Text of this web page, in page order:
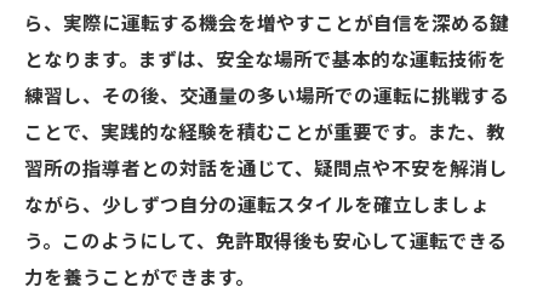
ら、実際に運転する機会を増やすことが自信を深める鍵
となります。まずは、安全な場所で基本的な運転技術を
練習し、その後、交通量の多い場所での運転に挑戦する
ことで、実践的な経験を積むことが重要です。また、教
習所の指導者との対話を通じて、疑問点や不安を解消し
ながら、少しずつ自分の運転スタイルを確立しましょ
う。このようにして、免許取得後も安心して運転できる
力を養うことができます。